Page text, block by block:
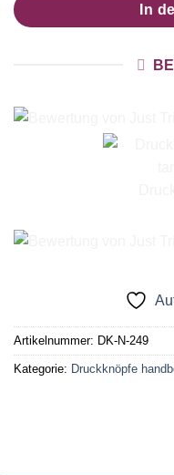
In
Artikelnummer: DK-N-249
Kategorie: Druckknöpfe